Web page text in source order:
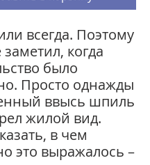
всегда. Поэтому
когда
было
Просто однажды
ввысь шпиль
жилой вид.
в чем
это выражалось –